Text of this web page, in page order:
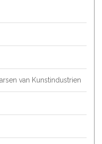
van Kunstindustrien